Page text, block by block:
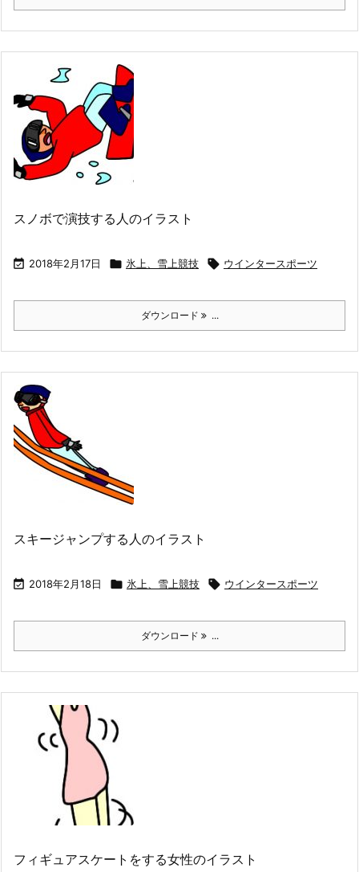
スノボで演技する人のイラスト
 2018年2月17日  氷上、雪上競技  ウインタースポーツ
ダウンロード ...
スキージャンプする人のイラスト
 2018年2月18日  氷上、雪上競技  ウインタースポーツ
ダウンロード ...
フィギュアスケートをする女性のイラスト